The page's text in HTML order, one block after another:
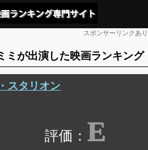
スポンサーリンクあり
ミが出演した映画ランキング
スタリオン
E